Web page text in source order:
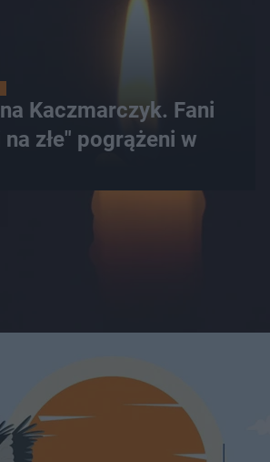
Kaczmarczyk. Fani
złe" pogrążeni w